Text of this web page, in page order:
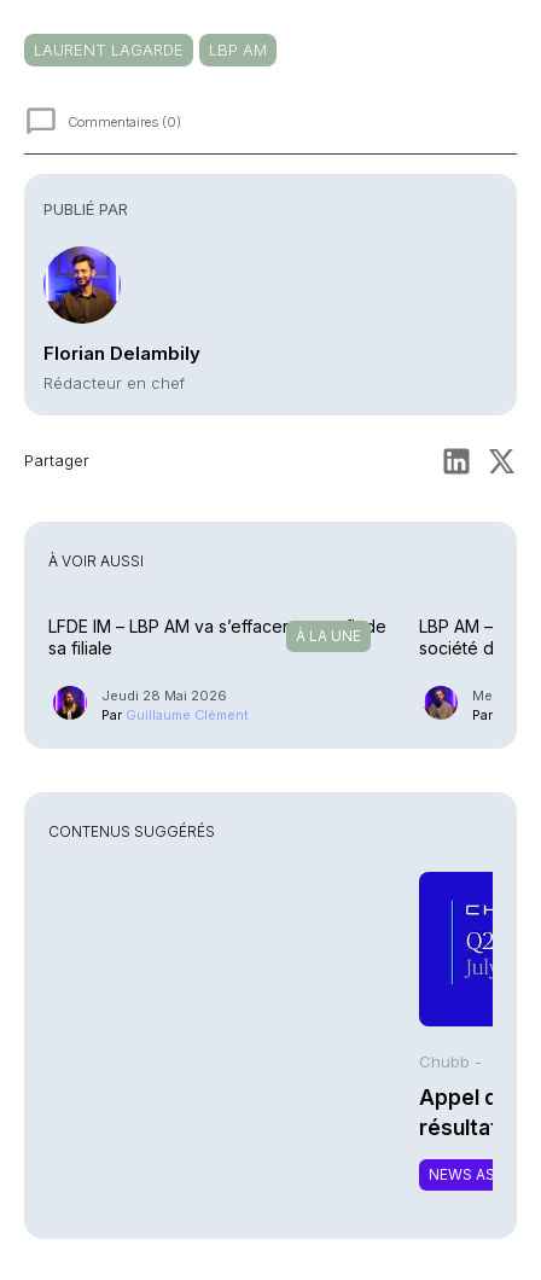
PUBLIÉ PAR
Florian Delambily
Rédacteur en chef
Partager
LAURENT LAGARDE LBP AM
Commentaires (0)
À VOIR AUSSI
À LA UNE
LFDE IM – LBP AM va s’effacer au profit de
sa filiale
Jeudi 28 Mai 2026
Par Guillaume Clément
LBP AM –
société de
Mercredi
Par
CONTENUS SUGGÉRÉS
Chubb -
Appel de
résultats
2026 de
NEWS